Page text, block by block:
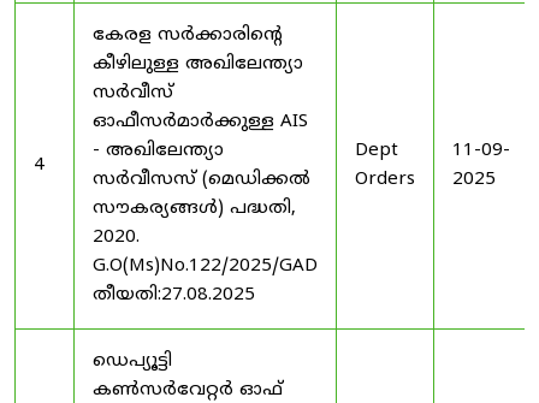
4
കേരള സർക്കാരിന്റെ
കീഴിലുള്ള അഖിലേന്ത്യാ
സർവീസ്
ഓഫീസർമാർക്കുള്ള AIS
- അഖിലേന്ത്യാ
സർവീസസ് (മെഡിക്കൽ
സൗകര്യങ്ങൾ) പദ്ധതി,
2020.
G.O(Ms)No.122/2025/GAD
തീയതി:27.08.2025
Dept
Orders
11-09-
2025
ഡെപ്യൂട്ടി
കൺസർവേറ്റർ ഓഫ്